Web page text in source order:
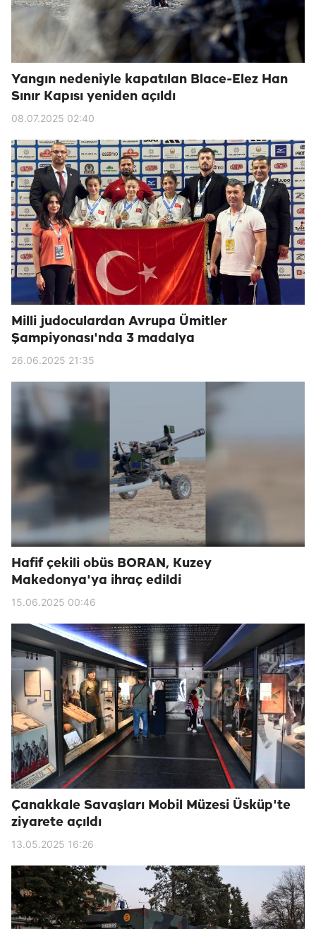
Yangın nedeniyle kapatılan Blace-Elez Han
Sınır Kapısı yeniden açıldı
08.07.2025 02:40
Milli judoculardan Avrupa Ümitler
Şampiyonası'nda 3 madalya
26.06.2025 21:35
Hafif çekili obüs BORAN, Kuzey
Makedonya'ya ihraç edildi
15.06.2025 00:46
Çanakkale Savaşları Mobil Müzesi Üsküp'te
ziyarete açıldı
13.05.2025 16:26